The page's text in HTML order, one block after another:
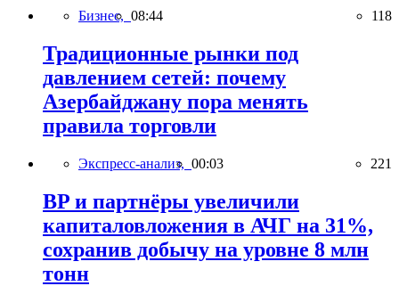
Бизнес, 08:44 118
Традиционные рынки под
давлением сетей: почему
Азербайджану пора менять
правила торговли
Экспресс-анализ, 00:03 221
BP и партнёры увеличили
капиталовложения в АЧГ на 31%,
сохранив добычу на уровне 8 млн
тонн